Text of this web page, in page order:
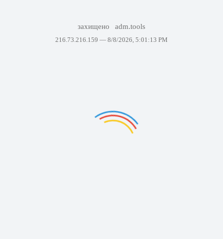
захищено adm.tools
216.73.216.159 — 8/8/2026, 5:01:13 PM